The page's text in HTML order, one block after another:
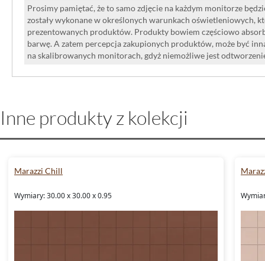
Kuchnia: Stworzy elegancką
roboczym, nadając kuchni
Salon: Możesz wykorzystać ją
ścianie, tworząc efektowną
Podsumowanie
Jeśli szukasz płytki, która łączy w
wysoką jakość wykonania i
ma9x płytka ścienna 25x76 to
półmatowe wykończenie oraz
Prosimy pamiętać, że to samo zdjęcie na każdym monitorze
zostały wykonane w określonych warunkach oświetleniowych,
prezentowanych produktów. Produkty bowiem częściowo
barwę. A zatem percepcja zakupionych produktów, może być
na skalibrowanych monitorach, gdyż niemożliwe jest
Inne produkty z kolekcji
Marazzi Chill
Wymiary: 30.00 x 30.00 x 0.95